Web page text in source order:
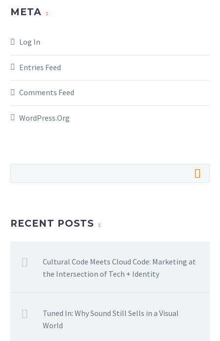
META
Log In
Entries Feed
Comments Feed
WordPress.org
RECENT POSTS
Cultural Code Meets Cloud Code: Marketing at
the Intersection of Tech + Identity
Tuned In: Why Sound Still Sells in a Visual
World